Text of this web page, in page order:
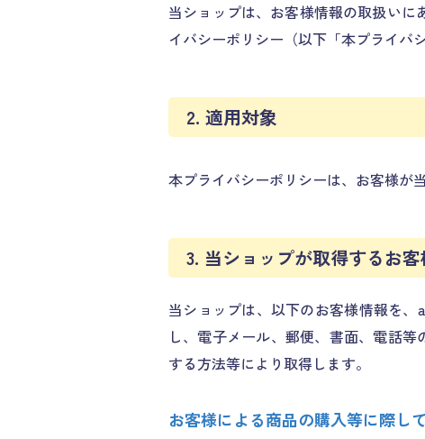
当ショップは、お客様情報の取扱い
イバシーポリシー（以下「本プライバ
2. 適用対象
本プライバシーポリシーは、お客様が
3. 当ショップが取得するお
当ショップは、以下のお客様情報を
し、電子メール、郵便、書面、電話
する方法等により取得します。
お客様による商品の購入等に際し